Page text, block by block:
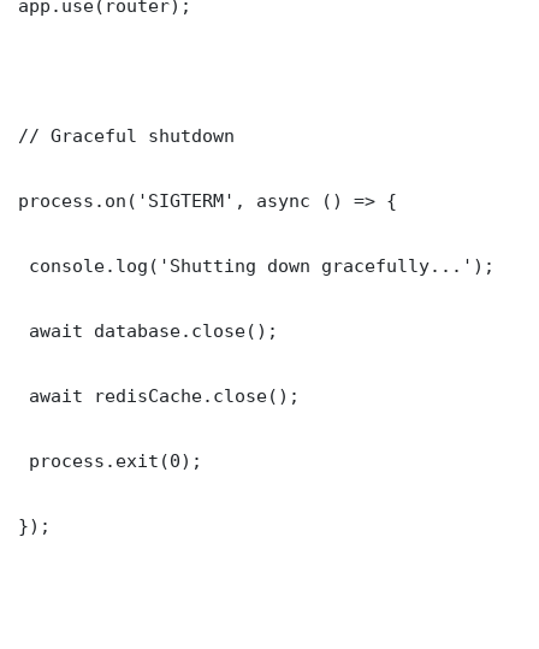
app.use(router);
// Graceful shutdown
process.on('SIGTERM', async () => {
console.log('Shutting down gracefully...');
await database.close();
await redisCache.close();
process.exit(0);
});